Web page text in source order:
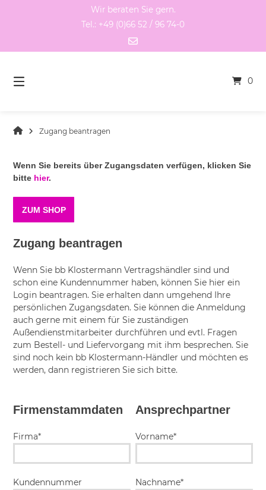
Wir beraten Sie gern.
Tel.: +49 (0)66 52 / 96 74-0
0
Zugang beantragen
Wenn Sie bereits über Zugangsdaten verfügen, klicken Sie
bitte hier.
ZUM SHOP
Zugang beantragen
Wenn Sie bb Klostermann Vertragshändler sind und
schon eine Kundennummer haben, können Sie hier ein
Login beantragen. Sie erhalten dann umgehend Ihre
persönlichen Zugangsdaten. Sie können die Anmeldung
auch gerne mit einem für Sie zuständigen
Außendienstmitarbeiter durchführen und evtl. Fragen
zum Bestell- und Liefervorgang mit ihm besprechen. Sie
sind noch kein bb Klostermann-Händler und möchten es
werden, dann registrieren Sie sich bitte.
Firmenstammdaten
Firma*
Kundennummer
Ansprechpartner
Vorname*
Nachname*